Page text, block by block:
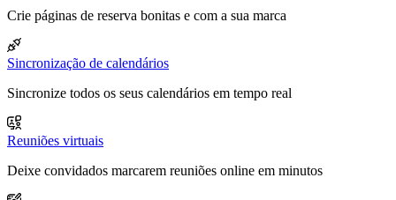
Crie páginas de reserva bonitas e com a sua marca
Sincronização de calendários
Sincronize todos os seus calendários em tempo real
Reuniões virtuais
Deixe convidados marcarem reuniões online em minutos